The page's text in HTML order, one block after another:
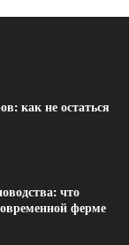
как не остаться
что
ферме